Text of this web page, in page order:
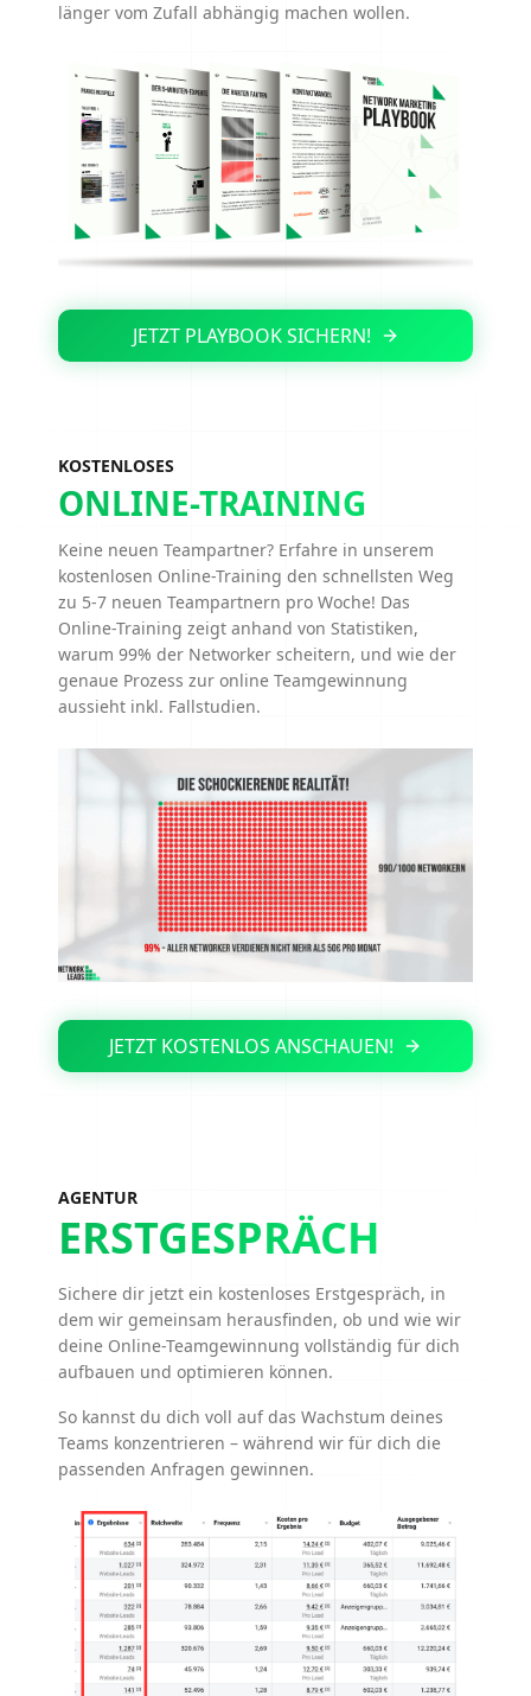
länger vom Zufall abhängig machen wollen.
JETZT PLAYBOOK SICHERN!
KOSTENLOSES
ONLINE-TRAINING
Keine neuen Teampartner? Erfahre in unserem
kostenlosen Online-Training den schnellsten Weg
zu 5-7 neuen Teampartnern pro Woche! Das
Online-Training zeigt anhand von Statistiken,
warum 99% der Networker scheitern, und wie der
genaue Prozess zur online Teamgewinnung
aussieht inkl. Fallstudien.
JETZT KOSTENLOS ANSCHAUEN!
AGENTUR
ERSTGESPRÄCH
Sichere dir jetzt ein kostenloses Erstgespräch, in
dem wir gemeinsam herausfinden, ob und wie wir
deine Online-Teamgewinnung vollständig für dich
aufbauen und optimieren können.
So kannst du dich voll auf das Wachstum deines
Teams konzentrieren – während wir für dich die
passenden Anfragen gewinnen.